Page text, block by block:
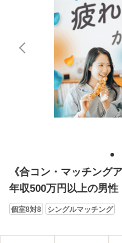
1
《合コン・マッチング
年収500万円以上の男性
個室8対8 シングルマッチング